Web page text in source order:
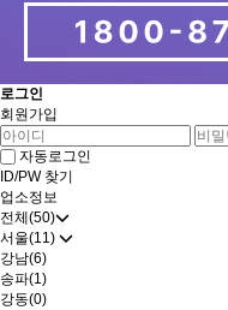
로그인
회원가입
자동로그인
ID/PW 찾기
업소정보
전체(50)
서울(11)
강남(6)
송파(1)
강동(0)